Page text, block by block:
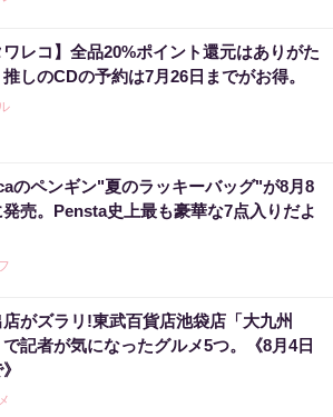
ワレコ】全品20%ポイント還元はありがた
しのCDの予約は7月26日までがお得。
のペンギン"夏のラッキーバッグ"が8月8
発売。Pensta史上最も豪華な7点入りだよ
がズラリ!東武百貨店池袋店「大九州
で記者が気になったグルメ5つ。《8月4日